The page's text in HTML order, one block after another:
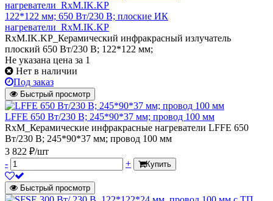
122*122 мм; 650 Вт/230 В; плоские ИК
нагреватели_RxM.IK.KP
RxM.IK.KP_Керамический инфракрасный излучатель
плоский 650 Вт/230 В; 122*122 мм;
Не указана цена за 1
Нет в наличии
Под заказ
Быстрый просмотр
LFFE 650 Вт/230 В; 245*90*37 мм; провод 100 мм
RxM_Керамические инфракрасные нагреватели LFFE 650
Вт/230 В; 245*90*37 мм; провод 100 мм
3 822 ₽/шт
-
+ Купить
Быстрый просмотр